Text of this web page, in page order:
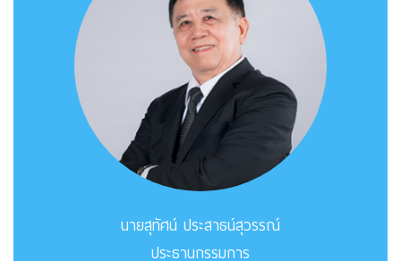
นายสุทัศน์ ประสาธน์สุวรรณ์
ประธานกรรมการ